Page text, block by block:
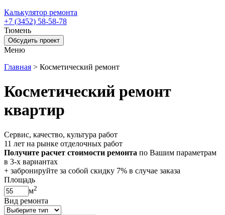
Калькулятор ремонта
+7 (3452) 58-58-78
Тюмень
Обсудить проект
Меню
Главная > Косметический ремонт
Косметический ремонт
квартир
Сервис, качество, культура работ
11 лет на рынке отделочных работ
Получите расчет стоимости ремонта по Вашим параметрам
в 3-х вариантах
+ забронируйте за собой скидку 7% в случае заказа
Площадь
м2
Вид ремонта